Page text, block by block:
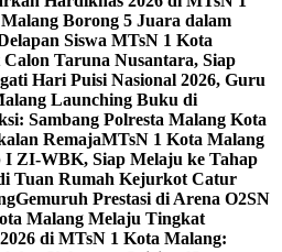
Borong 5 Juara dalam
Siswa MTsN 1 Kota
Taruna Nusantara, Siap
Hari Puisi Nasional 2026, Guru
Launching Buku di
Sambang Polresta Malang Kota
RemajaMTsN 1 Kota Malang
I ZI-WBK, Siap Melaju ke Tahap
Tuan Rumah Kejurkot Catur
Gemuruh Prestasi di Arena O2SN
Malang Melaju Tingkat
di MTsN 1 Kota Malang: